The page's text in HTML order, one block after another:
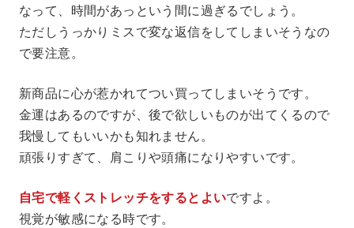
なって、時間があっという間に過ぎるでしょう。
ただしうっかりミスで変な返信をしてしまいそうなの
で要注意。
新商品に心が惹かれてつい買ってしまいそうです。
金運はあるのですが、後で欲しいものが出てくるので
我慢してもいいかも知れません。
頑張りすぎて、肩こりや頭痛になりやすいです。
自宅で軽くストレッチをするとよいですよ。
視覚が敏感になる時です。